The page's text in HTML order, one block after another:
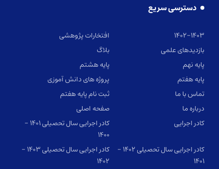
دسترسی سریع
۱۴۰۲-۱۴۰۳
افتخارات پژوهشی
بازدیدهای علمی
بلاگ
پایه نهم
پایه هشتم
پایه هفتم
پروژه های دانش آموزی
تماس با ما
ثبت نام پایه هفتم
درباره ما
صفحه اصلی
کادر اجرایی
کادر اجرایی سال تحصیلی ۱۴۰۱ –
۱۴۰۰
کادر اجرایی سال تحصیلی ۱۴۰۲ –
۱۴۰۱
کادر اجرایی سال تحصیلی ۱۴۰۳ –
۱۴۰۲